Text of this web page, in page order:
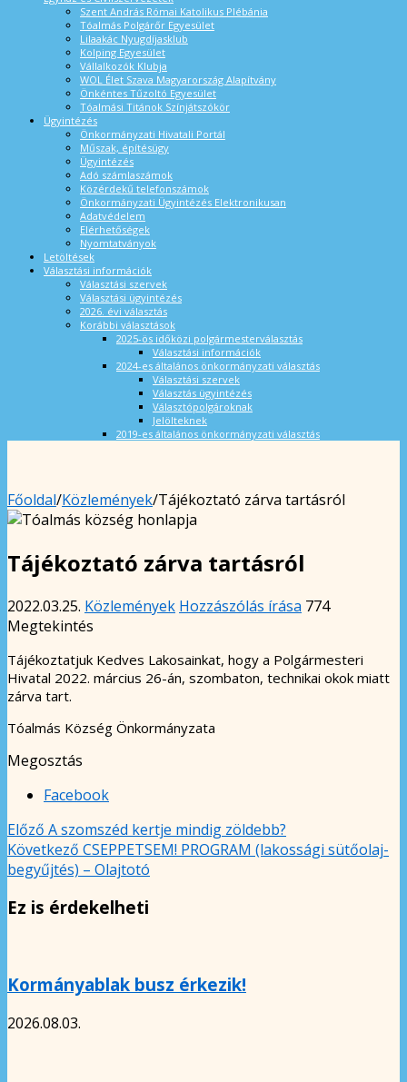
Szent András Római Katolikus Plébánia
Tóalmás Polgárőr Egyesület
Lilaakác Nyugdíjasklub
Kolping Egyesület
Vállalkozók Klubja
WOL Élet Szava Magyarország Alapítvány
Önkéntes Tűzoltó Egyesület
Tóalmási Titánok Színjátszókör
Ügyintézés
Önkormányzati Hivatali Portál
Műszak, építésügy
Ügyintézés
Adó számlaszámok
Közérdekű telefonszámok
Önkormányzati Ügyintézés Elektronikusan
Adatvédelem
Elérhetőségek
Nyomtatványok
Letöltések
Választási információk
Választási szervek
Választási ügyintézés
2026. évi választás
Korábbi választások
2025-ös időközi polgármesterválasztás
Választási információk
2024-es általános önkormányzati választás
Választási szervek
Választás ügyintézés
Választópolgároknak
Jelölteknek
2019-es általános önkormányzati választás
Főoldal/Közlemények/Tájékoztató zárva tartásról
Tájékoztató zárva tartásról
2022.03.25. Közlemények Hozzászólás írása 774
Megtekintés
Tájékoztatjuk Kedves Lakosainkat, hogy a Polgármesteri
Hivatal 2022. március 26-án, szombaton, technikai okok miatt
zárva tart.
Tóalmás Község Önkormányzata
Megosztás
Facebook
Előző A szomszéd kertje mindig zöldebb?
Következő CSEPPETSEM! PROGRAM (lakossági sütőolaj-
begyűjtés) – Olajtotó
Ez is érdekelheti
Kormányablak busz érkezik!
2026.08.03.